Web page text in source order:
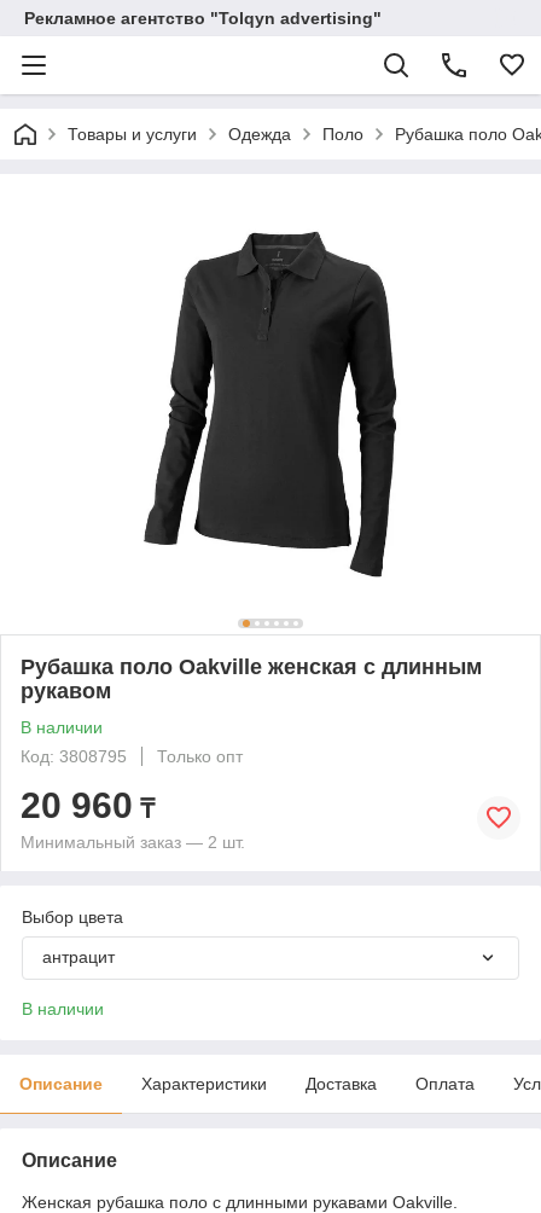
Рекламное агентство "Tolqyn advertising"
Товары и услуги Одежда Поло Рубашка поло
Рубашка поло Oakville женская с длинным
рукавом
В наличии
Код: 3808795
Только опт
20 960 ₸
Минимальный заказ — 2 шт.
Выбор цвета
антрацит
В наличии
Описание Характеристики Доставка Оплата
Описание
Женская рубашка поло с длинными рукавами Oakville.